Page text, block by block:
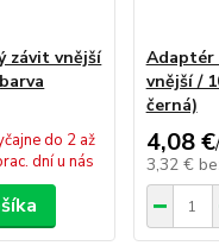
závit vnější
do 2 až
dní u nás
Adaptér
vnější /
černá)
4,08 €/
3,32 €